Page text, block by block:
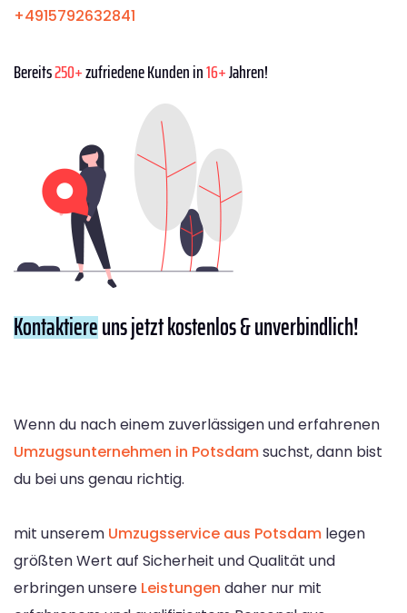
+4915792632841
Bereits250+zufriedene Kunden in16+Jahren!
Kontaktiereuns jetzt kostenlos & unverbindlich!
Wenn du nach einem zuverlässigen und erfahrenen
Umzugsunternehmen in Potsdamsuchst, dann bist
du bei uns genau richtig.
mit unserem Umzugsservice aus Potsdam legen
größten Wert auf Sicherheit und Qualität und
erbringen unsere Leistungen daher nur mit